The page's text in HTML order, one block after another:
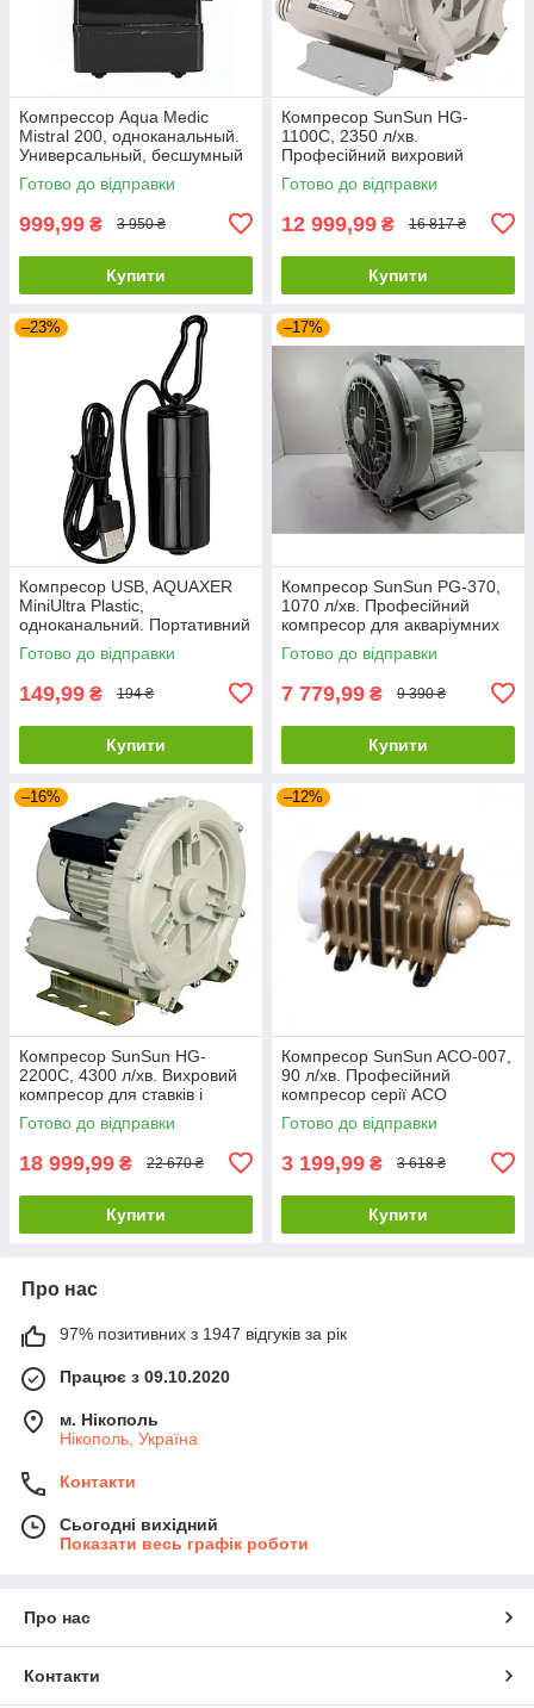
Компрессор Aqua Medic
Mistral 200, одноканальный.
Универсальный, бесшумный
мембранный воздушный
насос
Готово до відправки
999,99 ₴ 3 950 ₴
Купити
Компресор SunSun HG-
1100C, 2350 л/хв.
Професійний вихровий
компресор для великих
дрібниць акваріумів
Готово до відправки
12 999,99 ₴ 16 817 ₴
Купити
–23%
Компресор USB, AQUAXER
MiniUltra Plastic,
одноканальний. Портативний
акваріумний компресор
Готово до відправки
149,99 ₴ 194 ₴
Купити
–17%
Компресор SunSun РG-370,
1070 л/хв. Професійний
компресор для акваріумних
систем об'ємом до 65000 л
Готово до відправки
7 779,99 ₴ 9 390 ₴
Купити
–16%
Компресор SunSun HG-
2200C, 4300 л/хв. Вихровий
компресор для ставків і
систем ПЗВ об'ємом до 258
000 л
Готово до відправки
18 999,99 ₴ 22 670 ₴
Купити
–12%
Компресор SunSun ACO-007,
90 л/хв. Професійний
компресор серії ACO
Готово до відправки
3 199,99 ₴ 3 618 ₴
Купити
Про нас
97% позитивних з 1947 відгуків за рік
Працює з 09.10.2020
м. Нікополь
Нікополь, Україна
Контакти
Сьогодні вихідний
Показати весь графік роботи
Про нас
Контакти